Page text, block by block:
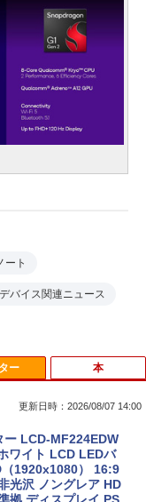
ート
バイス関連ニュース
U9312 U
U9310 U9310X U
UH90修理交換用
体 Windows11 64
メモリー8GB 高
+HDD1TB 無線
クトップパソコン
】1243105
ー
更新日時：2026/08/07 14:00
ー LCD-MF224EDW
ワイト LCD LEDバ
1920x1080） 16:9
光沢 ノングレア HD
拠 ディスプレイ PS
本